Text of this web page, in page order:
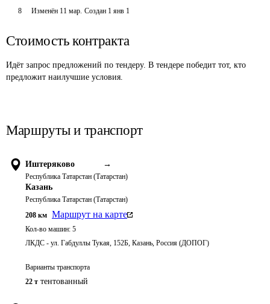
8 Изменён 11 мар. Создан 1 янв 1
Стоимость контракта
Идёт запрос предложений по тендеру. В тендере победит тот, кто
предложит наилучшие условия.
Маршруты и транспорт
Иштеряково →
Республика Татарстан (Татарстан)
Казань
Республика Татарстан (Татарстан)
208 км Маршрут на карте
Кол-во машин: 5
ЛКДС - ул. Габдуллы Тукая, 152Б, Казань, Россия (ДОПОГ)
Варианты транспорта
22 т тентованный